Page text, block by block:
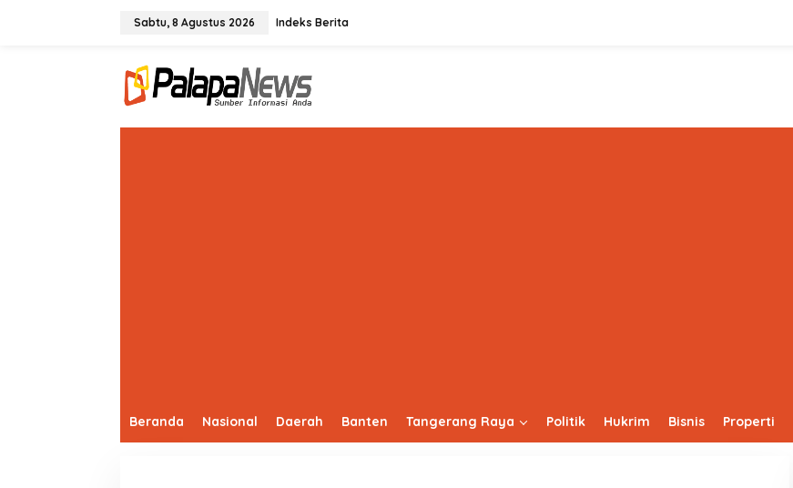
Sabtu, 8 Agustus 2026 Indeks Berita
Beranda Nasional Daerah Banten Tangerang Raya Politik Hukrim Bisnis Properti